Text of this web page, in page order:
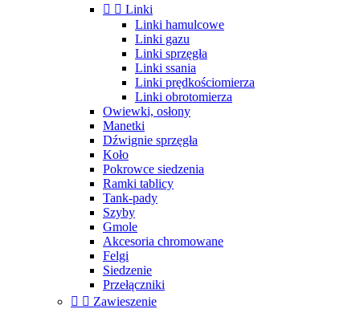
  Linki
Linki hamulcowe
Linki gazu
Linki sprzęgła
Linki ssania
Linki prędkościomierza
Linki obrotomierza
Owiewki, osłony
Manetki
Dźwignie sprzęgła
Koło
Pokrowce siedzenia
Ramki tablicy
Tank-pady
Szyby
Gmole
Akcesoria chromowane
Felgi
Siedzenie
Przełączniki
  Zawieszenie